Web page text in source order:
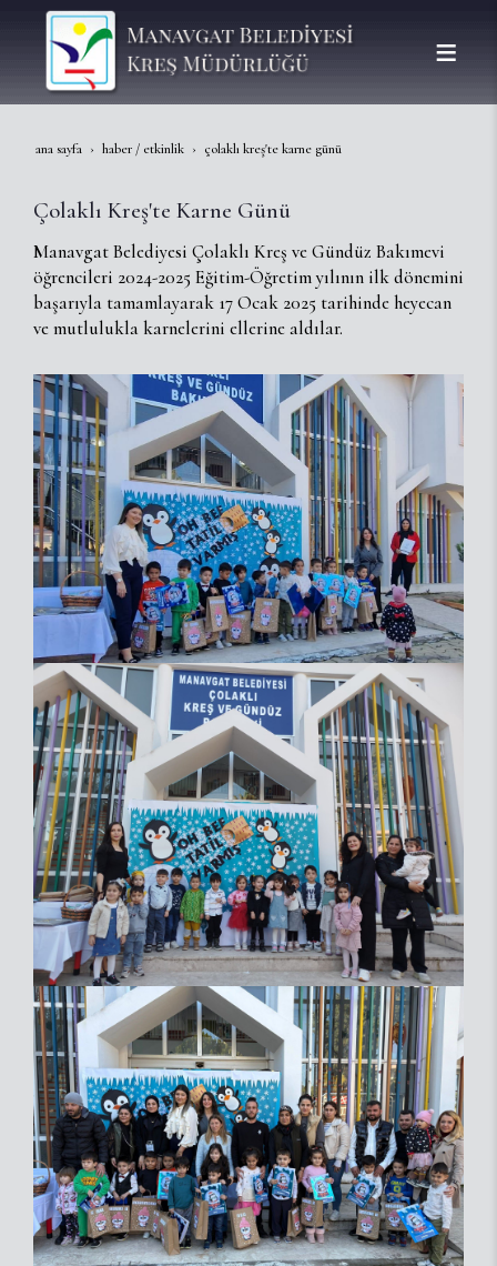
ana sayfa haber / etkinlik çolaklı kreş'te karne günü
Çolaklı Kreş'te Karne Günü
Manavgat Belediyesi Çolaklı Kreş ve Gündüz Bakımevi
öğrencileri 2024-2025 Eğitim-Öğretim yılının ilk dönemini
başarıyla tamamlayarak 17 Ocak 2025 tarihinde heyecan
ve mutlulukla karnelerini ellerine aldılar.